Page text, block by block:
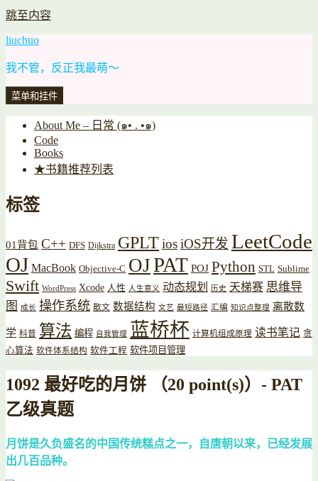
跳至内容
liuchuo
我不管，反正我最萌～
菜单和挂件
About Me – 日常 (๑• . •๑)
Code
Books
★书籍推荐列表
标签
01背包 C++ DFS Dijkstra GPLTiosiOS开发 LeetCode
OJ MacBook Objective-C OJPAT POJ Python STL Sublime
Swift WordPress Xcode 人性 人生意义 动态规划 历史 天梯赛 思维导
图
成长 操作系统 散文 数据结构 文艺 最短路径 汇编 知识点整理 离散数
学 科普 算法 编程 自我管理 蓝桥杯 计算机组成原理 读书笔记 贪
心算法 软件体系结构 软件工程 软件项目管理
1092 最好吃的月饼 （20 point(s)）- PAT
乙级真题
月饼是久负盛名的中国传统糕点之一，自唐朝以来，已经发展
出几百品种。